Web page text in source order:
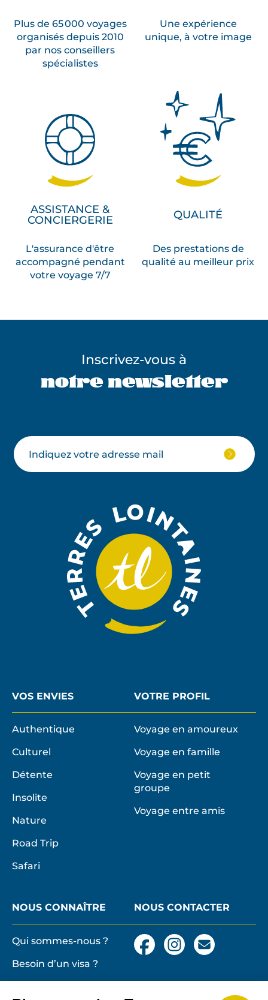
Plus de 65 000 voyages
organisés depuis 2010
par nos conseillers
spécialistes
Une expérience
unique, à votre image
ASSISTANCE &
CONCIERGERIE
L'assurance d'être
accompagné pendant
votre voyage 7/7
QUALITÉ
Des prestations de
qualité au meilleur prix
Inscrivez-vous à
notre newsletter
Votre
email
JE
VOS ENVIES
Authentique
Culturel
Détente
Insolite
Nature
Road Trip
Safari
VOTRE PROFIL
Voyage en amoureux
Voyage en famille
Voyage en petit
groupe
Voyage entre amis
NOUS CONNAÎTRE
Qui sommes-nous ?
Besoin d’un visa ?
NOUS CONTACTER
FacebookInstagram
Nous
contacter
email